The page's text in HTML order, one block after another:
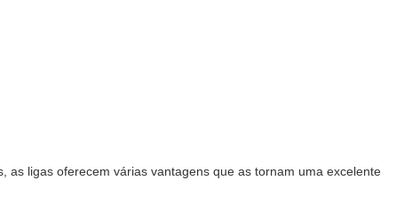
ligas oferecem várias vantagens que as tornam uma excelente